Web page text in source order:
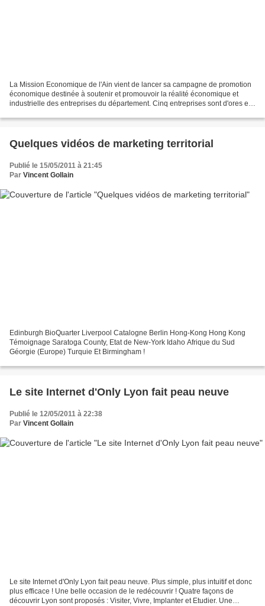
La Mission Economique de l'Ain vient de lancer sa campagne de promotion
économique destinée à soutenir et promouvoir la réalité économique et
industrielle des entreprises du département. Cinq entreprises sont d'ores et
Quelques vidéos de marketing territorial
Publié le 15/05/2011 à 21:45
Par Vincent Gollain
Edinburgh BioQuarter Liverpool Catalogne Berlin Hong-Kong Hong Kong
Témoignage Saratoga County, Etat de New-York Idaho Afrique du Sud
Géorgie (Europe) Turquie Et Birmingham !
Le site Internet d'Only Lyon fait peau neuve
Publié le 12/05/2011 à 22:38
Par Vincent Gollain
Le site Internet d'Only Lyon fait peau neuve. Plus simple, plus intuitif et donc
plus efficace ! Une belle occasion de le redécouvrir ! Quatre façons de
découvrir Lyon sont proposés : Visiter, Vivre, Implanter et Etudier. Une